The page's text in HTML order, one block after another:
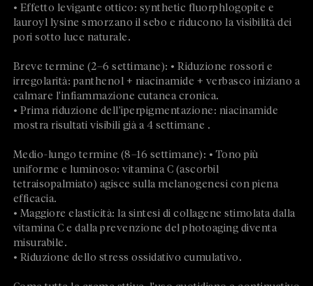
• Effetto levigante ottico: synthetic fluorphlogopite e
lauroyl lysine smorzano il sebo e riducono la visibilità dei
pori sotto luce naturale.
Breve termine (2–6 settimane): • Riduzione rossori e
irregolarità: panthenol + niacinamide + verbasco iniziano a
calmare l'infiammazione cutanea cronica.
• Prima riduzione dell'iperpigmentazione: niacinamide
mostra risultati visibili già a 4 settimane .
Medio-lungo termine (8–16 settimane): • Tono più
uniforme e luminoso: vitamina C (ascorbil
tetraisopalmiato) agisce sulla melanogenesi con piena
efficacia.
• Maggiore elasticità: la sintesi di collagene stimolata dalla
vitamina C e dalla prevenzione del photoaging diventa
misurabile.
• Riduzione dello stress ossidativo cumulativo.